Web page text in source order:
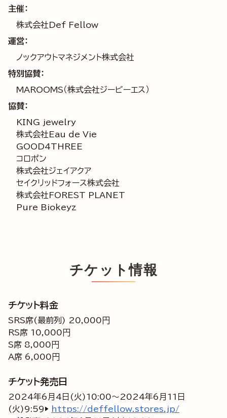
主催：
株式会社Def Fellow
運営：
ノックアウトマネジメント株式会社
特別協賛：
MAROOMS（株式会社ジービーエス）
協賛：
KING jewelry
株式会社Eau de Vie
GOOD4THREE
コロポン
株式会社ジェイアクア
セイクリッドフォース株式会社
株式会社FOREST PLANET
Pure Biokeyz
チケット情報
チケット料金
SRS席(最前列) 20,000円
RS席 10,000円
S席 8,000円
A席 6,000円
チケット発売日
2024年6月4日(火)10:00～2024年6月11日
(火)9:59▶ https://deffellow.stores.jp/